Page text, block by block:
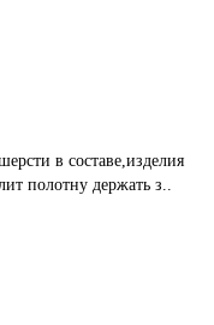
в составе,изделия
полотну держать з..